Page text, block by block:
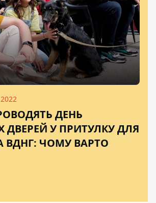
ДЕНЬ
ДВЕРЕЙ У ПРИТУЛКУ ДЛЯ
ВДНГ: ЧОМУ ВАРТО